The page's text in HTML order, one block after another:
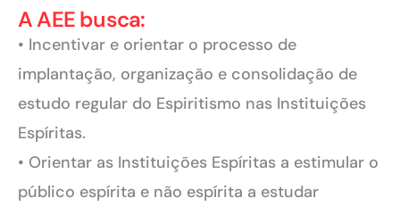
A AEE busca:
• Incentivar e orientar o processo de
implantação, organização e consolidação de
estudo regular do Espiritismo nas Instituições
Espíritas.
• Orientar as Instituições Espíritas a estimular o
público espírita e não espírita a estudar